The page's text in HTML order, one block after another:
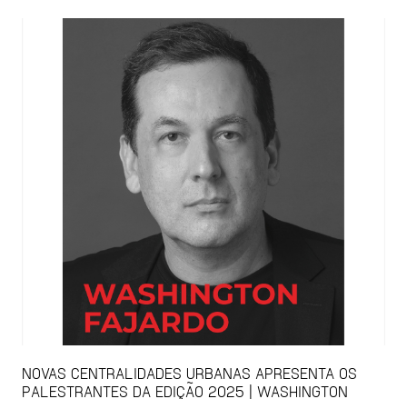
NOVAS CENTRALIDADES URBANAS APRESENTA OS
PALESTRANTES DA EDIÇÃO 2025 | WASHINGTON